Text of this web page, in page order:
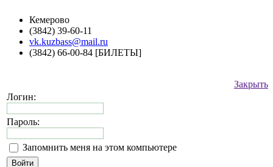
Кемерово
(3842) 39-60-11
vk.kuzbass@mail.ru
(3842) 66-00-84 [БИЛЕТЫ]
Закрыть
Логин:
Пароль:
Запомнить меня на этом компьютере